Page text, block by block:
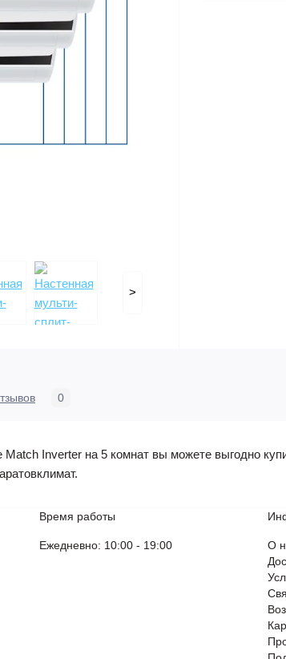
>
0
Inverter на 5 комнат вы можете выгодно
Время работы
Ежедневно: 10:00 - 19:00
О